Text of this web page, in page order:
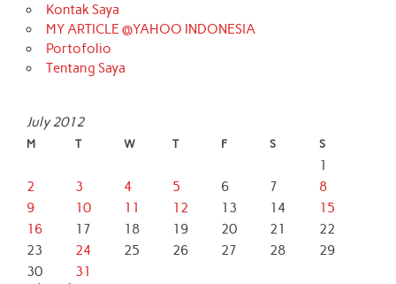
Kontak Saya
MY ARTICLE @YAHOO INDONESIA
Portofolio
Tentang Saya
July 2012
M T W T F S S
1
2
3 4 5 6 7
8
9
10 11 12 13 14
15
16
17 18 19 20 21
22
23
24 25 26 27 28
29
30
31